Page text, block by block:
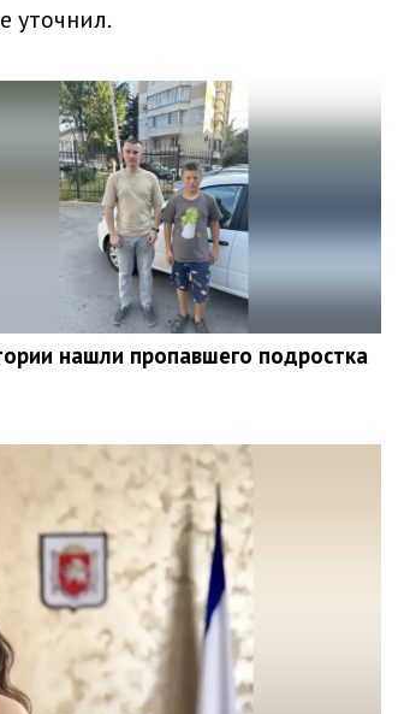
уточнил.
нашли пропавшего подростка